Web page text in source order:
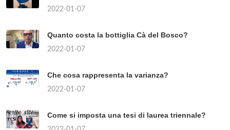
2022-01-07
Quanto costa la bottiglia Cà del Bosco?
2022-01-07
Che cosa rappresenta la varianza?
2022-01-07
Come si imposta una tesi di laurea triennale?